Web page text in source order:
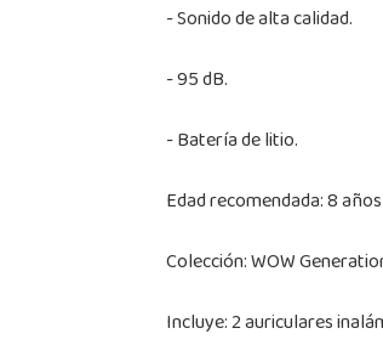
- Sonido de alta calidad.
- 95 dB.
- Batería de litio.
Edad recomendada: 8
Colección: WOW
Incluye: 2 auriculares